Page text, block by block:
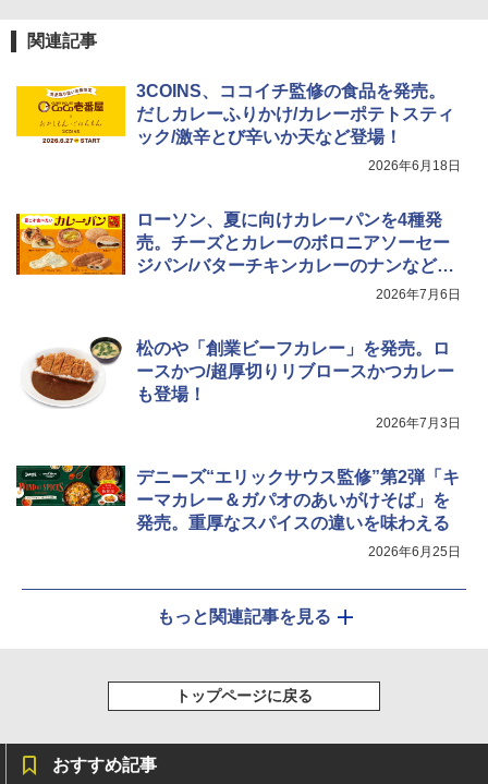
関連記事
3COINS、ココイチ監修の食品を発売。
だしカレーふりかけ/カレーポテトスティ
ック/激辛とび辛いか天など登場！
2026年6月18日
ローソン、夏に向けカレーパンを4種発
売。チーズとカレーのボロニアソーセー
ジパン/バターチキンカレーのナンなど登
2026年7月6日
松のや「創業ビーフカレー」を発売。ロ
ースかつ/超厚切りリブロースかつカレー
も登場！
2026年7月3日
デニーズ“エリックサウス監修”第2弾「キ
ーマカレー＆ガパオのあいがけそば」を
発売。重厚なスパイスの違いを味わえる
2026年6月25日
もっと関連記事を見る
トップページに戻る
おすすめ記事